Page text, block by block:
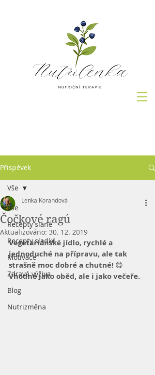
Přihlásit
Příspěvek
Vše
Recepty slané
Recepty sladké
Motivace
Zdravá výživa
Blog
Nutrizměna
Vše
Čočkové ragú
Lenka Korandová
Aktualizováno: 30. 12. 2019
Vegetariánské jídlo, rychlé a
jednoduché na přípravu, ale tak
strašně moc dobré a chutné! 😋
Vhodné jako oběd, ale i jako večeře.